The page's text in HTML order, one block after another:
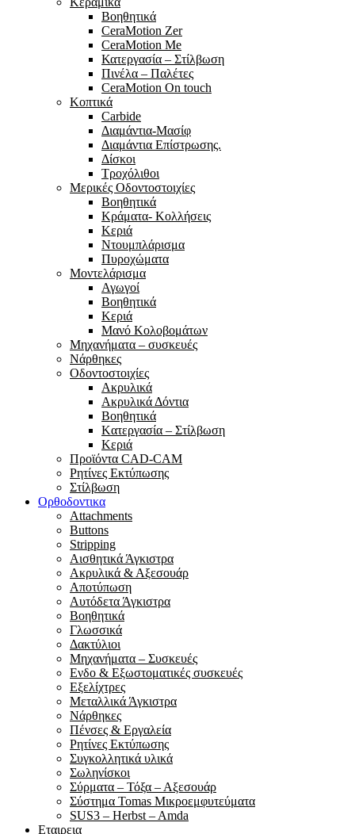
Βοηθητικά
CeraMotion Zer
CeraMotion Me
Κατεργασία – Στίλβωση
Πινέλα – Παλέτες
CeraMotion On touch
Κοπτικά
Carbide
Διαμάντια-Μασίφ
Διαμάντια Επίστρωσης.
Δίσκοι
Τροχόλιθοι
Μερικές Οδοντοστοιχίες
Bοηθητικά
Κράματα- Κολλήσεις
Κεριά
Ντουμπλάρισμα
Πυροχώματα
Μοντελάρισμα
Αγωγοί
Βoηθητικά
Κεριά
Μανό Κολοβομάτων
Μηχανήματα – συσκευές
Νάρθηκες
Οδοντοστοιχίες
Aκρυλικά
Ακρυλικά Δόντια
Βoηθητικά
Kατεργασία – Στίλβωση
Κεριά
Προϊόντα CAD-CAM
Ρητίνες Εκτύπωσης
Στίλβωση
Ορθοδοντικα
Attachments
Buttons
Stripping
Αισθητικά Άγκιστρα
Ακρυλικά & Αξεσουάρ
Αποτύπωση
Αυτόδετα Άγκιστρα
Βοηθητικά
Γλωσσικά
Δακτύλιοι
Μηχανήματα – Συσκευές
Ενδο & Εξωστοματικές συσκευές
Εξελίχτρες
Μεταλλικά Άγκιστρα
Νάρθηκες
Πένσες & Εργαλεία
Ρητίνες Εκτύπωσης
Συγκολλητικά υλικά
Σωληνίσκοι
Σύρματα – Τόξα – Αξεσουάρ
Σύστημα Tomas Μικροεμφυτεύματα
SUS3 – Herbst – Amda
Εταιρεια